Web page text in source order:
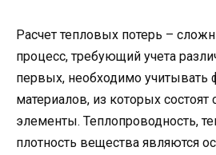
Расчет тепловых потерь –
процесс, требующий учета
первых, необходимо учитывать
материалов, из которых состоят
элементы. Теплопроводность,
плотность вещества являются